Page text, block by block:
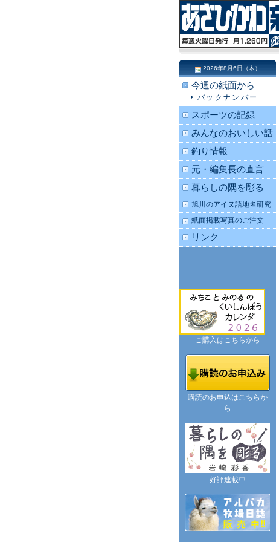
2026年8月6日（木）
今週の紙面から
バックナンバー
スポーツの記録
みんなのおいしい話
釣り情報
元・編集長の直言
暮らしの隅を彫る
旭川のアイヌ語地名研究
紙面掲載写真のご注文
リンク
ご購入はこちらから
購読のお申込はこちらか
ら
好評連載中